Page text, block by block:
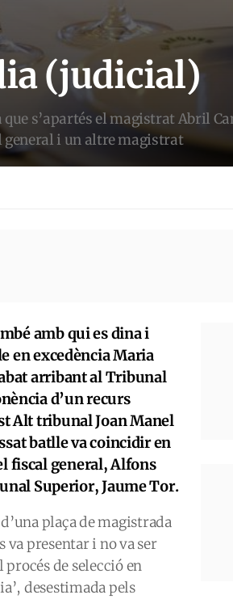
(judicial)
s’apartés el magistrat Abril
general i un altre magistrat
amb qui es dina i
en excedència Maria
arribant al Tribunal
d’un recurs
Alt tribunal Joan Manel
batlle va coincidir en
fiscal general, Alfons
Superior, Jaume Tor.
plaça de magistrada
va presentar i no va ser
de selecció en
desestimada pels